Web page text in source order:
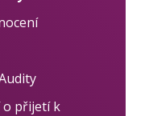
o přijetí k